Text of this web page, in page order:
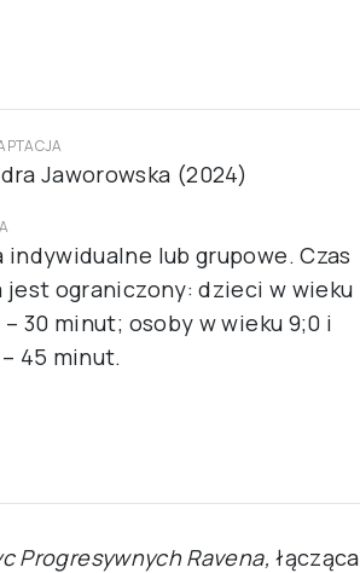
Jaworowska (2024)
indywidualne lub grupowe. Czas
jest ograniczony: dzieci w wieku
– 30 minut; osoby w wieku 9;0 i
45 minut.
Progresywnych Ravena,łącząca